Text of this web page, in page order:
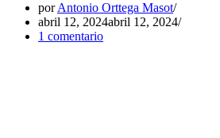
porAntonio Orttega Masot
abril 12, 2024abril 12, 2024
1 comentario